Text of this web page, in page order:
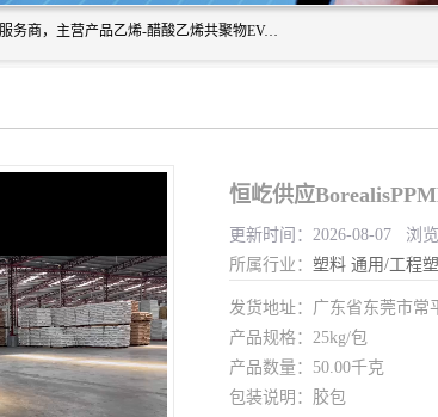
东莞市恒屹国际贸易有限公司（简称：恒屹国际）是一家石化原料综合营销服务商，主营产品乙烯-醋酸乙烯共聚物EVA、聚酰胺PA（尼龙）、醚酯型热塑弹性体TPEE等，公司秉承以市场为导向的战略思想，致力于大宗石化原料在中国市场的营销服务业务，为客户提供一站式的全面服务。
恒屹供应
更新时间：2026-08-07 浏
所属行业： 塑料 通用/工程
发货地址：广东省东莞市常
产品规格：25kg/包
产品数量：50.00千克
包装说明：胶包